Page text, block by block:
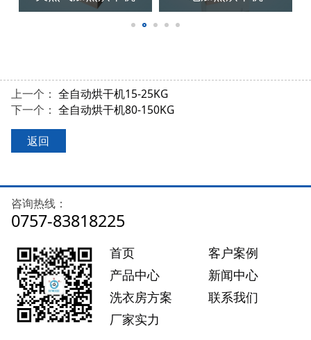
上一个： 全自动烘干机15-25KG
下一个： 全自动烘干机80-150KG
返回
咨询热线：
0757-83818225
首页
产品中心
洗衣房方案
厂家实力
客户案例
新闻中心
联系我们